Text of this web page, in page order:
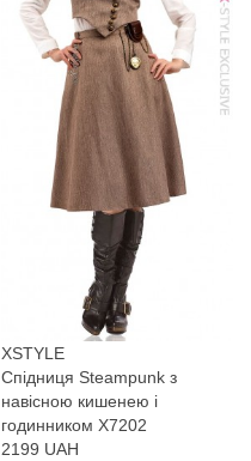
XSTYLE
Спідниця Steampunk з
навісною кишенею і
годинником X7202
2199 UAH